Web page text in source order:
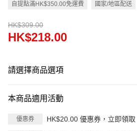
自提點滿HK$350.00免運費 國家/地區配送
HK$309.00
HK$218.00
請選擇商品選項
本商品適用活動
優惠券 HK$20.00 優惠券，立即領取